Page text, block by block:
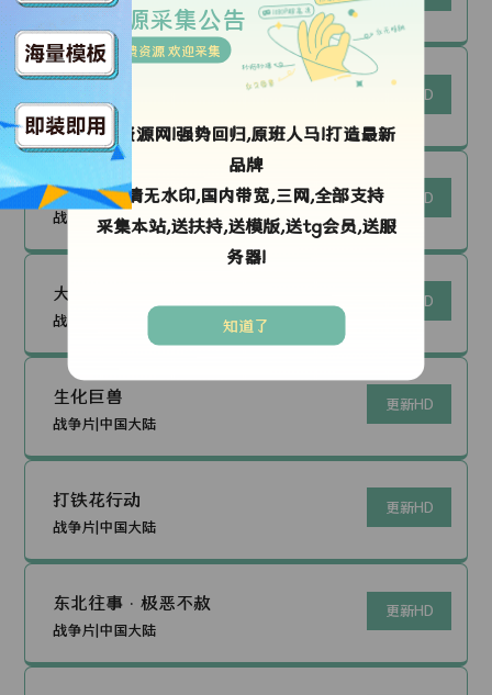
战争片|法国
古田军号
战争片|中国大陆
更新HD
华侨女英雄李林
战争片|中国大陆
更新HD
大唐天下之帝王末路
战争片|中国大陆
更新HD
生化巨兽
战争片|中国大陆
更新HD
打铁花行动
战争片|中国大陆
更新HD
东北往事·极恶不赦
战争片|中国大陆
更新HD
资源采集公告
免费资源 欢迎采集
ok资源网!强势回归,原班人马!打造最新
品牌
高清无水印,国内带宽,三网,全部支持
采集本站,送扶持,送模版,送tg会员,送服
务器!
知道了